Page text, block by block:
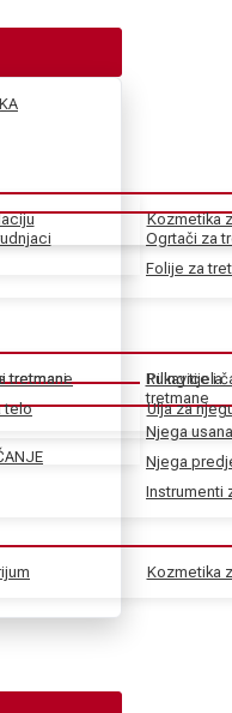
tretmane
Rukavice i
tretmane
Ogrtači za
Folije za
Njega usana
Njega
Instrumenti
Kozmetika
tretmani
telo
Piling tijela
Ulja za
Kozmetika